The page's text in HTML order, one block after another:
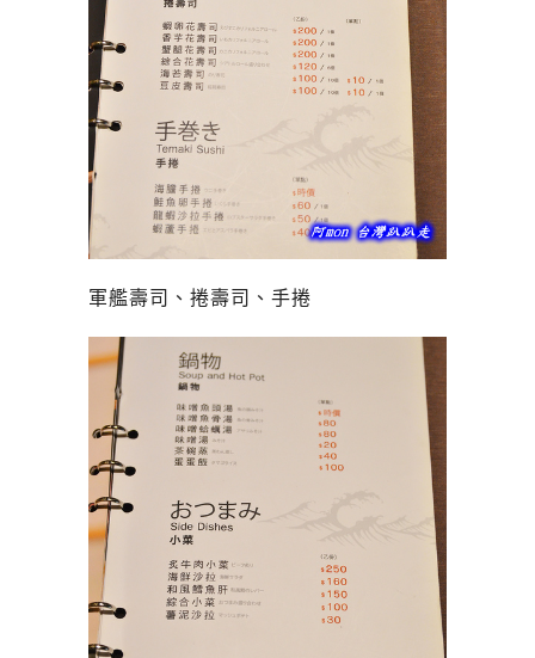
軍艦壽司、捲壽司、手捲